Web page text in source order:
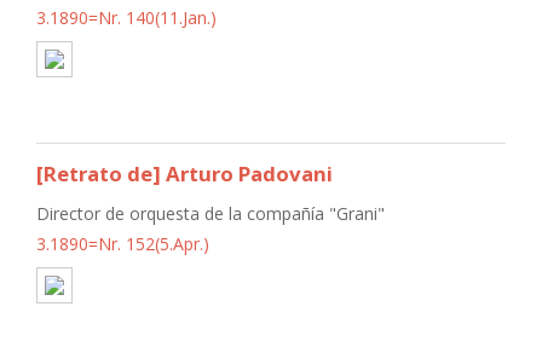
3.1890=Nr. 140(11.Jan.)
[Retrato de] Arturo Padovani
Director de orquesta de la compañía "Grani"
3.1890=Nr. 152(5.Apr.)